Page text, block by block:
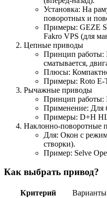
Установка: На
поворотных и
Примеры: GEZE
Fakro VPS (для
Цепные приводы
Принцип работы:
сматывается,
Плюсы:
Примеры: Roto E-
Рычажные приводы
Принцип работы:
Применение: Для
Примеры: D+H
Наклонно-поворотные
Для: Окон с
створки).
Пример: Selve
Как выбрать привод?
Критерий
Варианты